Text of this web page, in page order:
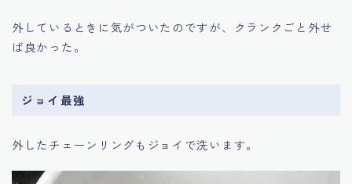
外しているときに気がついたのですが、クランクごと外せ
ば良かった。
ジョイ最強
外したチェーンリングもジョイで洗います。